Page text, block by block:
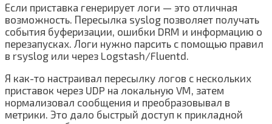
Если приставка генерирует логи — это отличная
возможность. Пересылка syslog позволяет получать
события буферизации, ошибки DRM и информацию о
перезапусках. Логи нужно парсить с помощью правил
в rsyslog или через Logstash/Fluentd.
Я как-то настраивал пересылку логов с нескольких
приставок через UDP на локальную VM, затем
нормализовал сообщения и преобразовывал в
метрики. Это дало быстрый доступ к прикладной